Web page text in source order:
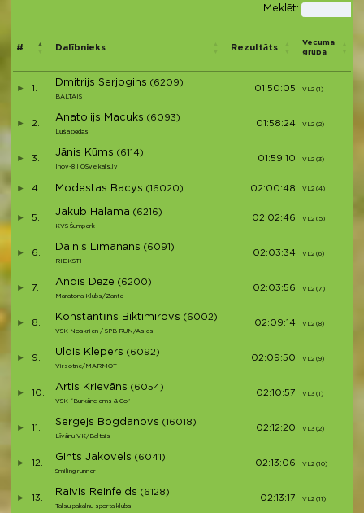
Meklēt:
# Dalībnieks Rezultāts
Vecuma
grupa
1.
Dmitrijs Serjogins (6209)
BALTAIS
01:50:05 VL2 (1)
2.
Anatolijs Macuks (6093)
Lūša pēdās
01:58:24 VL2 (2)
3.
Jānis Kūms (6114)
Inov-8 I OSveikals.lv
01:59:10 VL2 (3)
4. Modestas Bacys (16020) 02:00:48 VL2 (4)
5.
Jakub Halama (6216)
KVS Šumperk
02:02:46 VL2 (5)
6.
Dainis Limanāns (6091)
RIEKSTI
02:03:34 VL2 (6)
7.
Andis Dēze (6200)
Maratona Klubs/Zante
02:03:56 VL2 (7)
8.
Konstantīns Biktimirovs (6002)
VSK Noskrien / SPB RUN/Asics
02:09:14 VL2 (8)
9.
Uldis Klepers (6092)
Virsotne/MARMOT
02:09:50 VL2 (9)
10.
Artis Krievāns (6054)
VSK “Burkānciems & Co”
02:10:57 VL3 (1)
11.
Sergejs Bogdanovs (16018)
Līvānu VK/Baltais
02:12:20 VL3 (2)
12.
Gints Jakovels (6041)
Smiling runner
02:13:06 VL2 (10)
13.
Raivis Reinfelds (6128)
Talsu pakalnu sporta klubs
02:13:17 VL2 (11)